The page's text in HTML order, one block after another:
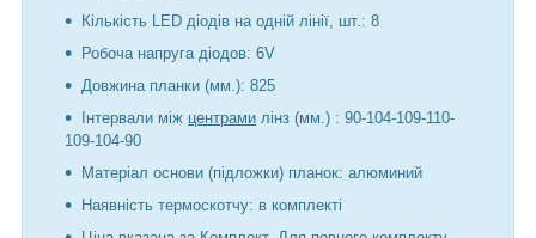
Кількість LED діодів на одній лінії, шт.: 8
Робоча напруга діодов: 6V
Довжина планки (мм.): 825
Інтервали між центрами лінз (мм.) : 90-104-109-110-
109-104-90
Матеріал основи (підложки) планок: алюминий
Наявність термоскотчу: в комплекті